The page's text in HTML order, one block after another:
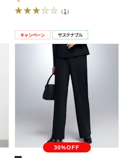
（ 1 ）
30%OFF